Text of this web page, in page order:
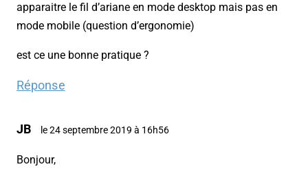
apparaitre le fil d’ariane en mode desktop mais pas en
mode mobile (question d’ergonomie)
est ce une bonne pratique ?
Réponse
JB le 24 septembre 2019 à 16h56
Bonjour,